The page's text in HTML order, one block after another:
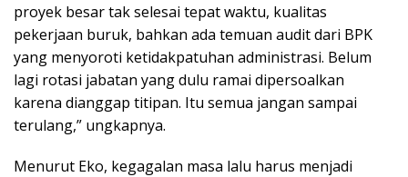
proyek besar tak selesai tepat waktu, kualitas
pekerjaan buruk, bahkan ada temuan audit dari BPK
yang menyoroti ketidakpatuhan administrasi. Belum
lagi rotasi jabatan yang dulu ramai dipersoalkan
karena dianggap titipan. Itu semua jangan sampai
terulang,” ungkapnya.
Menurut Eko, kegagalan masa lalu harus menjadi